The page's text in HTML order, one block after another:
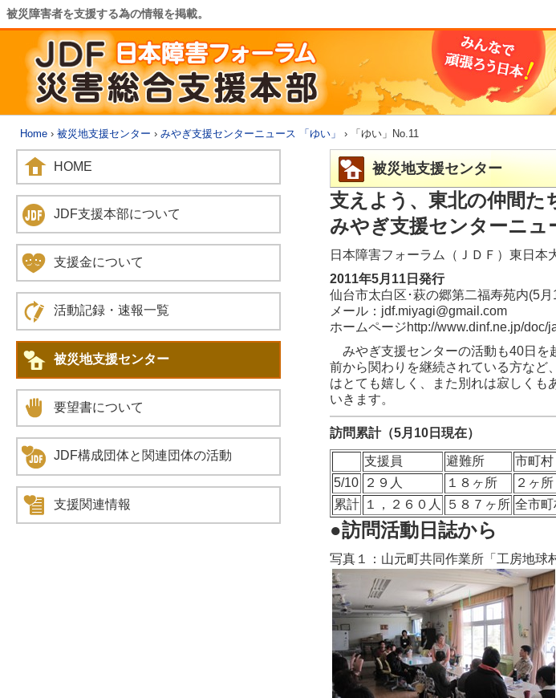
被災障害者を支援する為の情報を掲載。
Home › 被災地支援センター › みやぎ支援センターニュース 「ゆい」 › 「ゆい」No.11
被災地支援センター
支えよう、東北の仲間
みやぎ支援センターニュ
日本障害フォーラム（ＪＤＦ）東日
2011年5月11日発行
仙台市太白区･萩の郷第二福寿苑内(5
メール：jdf.miyagi@gmail.com
ホームページhttp://www.dinf.ne.jp/doc/
みやぎ支援センターの活動も40日を
前から関わりを継続されている方など
はとても嬉しく、また別れは寂しくも
いきます。
訪問累計（5月10日現在）
支援員 避難所 市町村
5/10
２９人 １８ヶ所 ２ヶ所
累計 １，２６０人 ５８７ヶ所 全市町
●訪問活動日誌から
写真１：山元町共同作業所「工房地球
HOME
JDF支援本部について
支援金について
活動記録・速報一覧
被災地支援センター
要望書について
JDF構成団体と関連団体の活動
支援関連情報